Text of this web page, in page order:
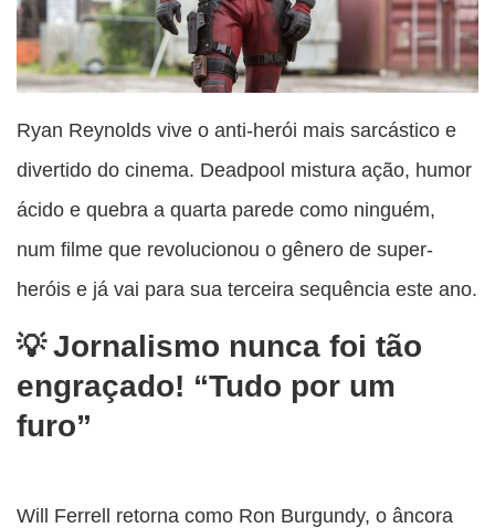
Ryan Reynolds vive o anti-herói mais sarcástico e
divertido do cinema. Deadpool mistura ação, humor
ácido e quebra a quarta parede como ninguém,
num filme que revolucionou o gênero de super-
heróis e já vai para sua terceira sequência este ano.
Jornalismo nunca foi tão
engraçado! “Tudo por um
furo”
Will Ferrell retorna como Ron Burgundy, o âncora